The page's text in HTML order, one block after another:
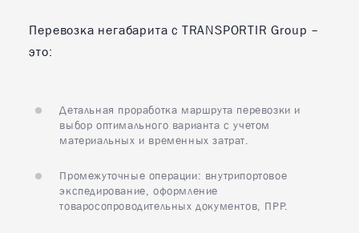
Перевозка негабарита с TRANSPORTIR Group –
это:
Детальная проработка маршрута перевозки и
выбор оптимального варианта с учетом
материальных и временных затрат.
Промежуточные операции: внутрипортовое
экспедирование, оформление
товаросопроводительных документов, ПРР.